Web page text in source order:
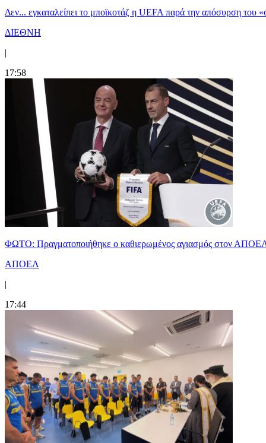
Δεν... εγκαταλείπει το μποϊκοτάζ η UEFA παρά την απόσυρση του
ΔΙΕΘΝΗ
|
17:58
ΦΩΤΟ: Πραγματοποιήθηκε ο καθιερωμένος αγιασμός στον
ΑΠΟΕΛ
|
17:44